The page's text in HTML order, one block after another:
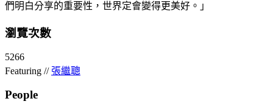
們明白分享的重要性，世界定會變得更美好。」
瀏覽次數
5266
Featuring // 張繼聰
People